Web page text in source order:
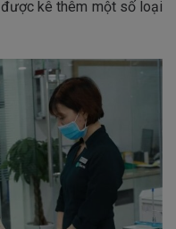
kê thêm một số loại